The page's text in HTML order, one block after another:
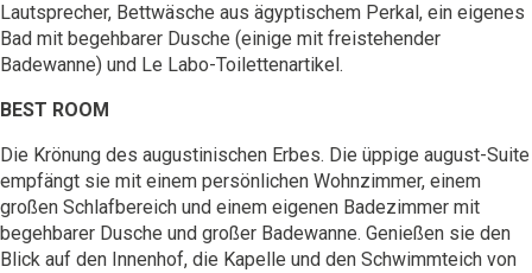
Lautsprecher, Bettwäsche aus ägyptischem Perkal, ein eigenes
Bad mit begehbarer Dusche (einige mit freistehender
Badewanne) und Le Labo-Toilettenartikel.
BEST ROOM
Die Krönung des augustinischen Erbes. Die üppige august-Suite
empfängt sie mit einem persönlichen Wohnzimmer, einem
großen Schlafbereich und einem eigenen Badezimmer mit
begehbarer Dusche und großer Badewanne. Genießen sie den
Blick auf den Innenhof, die Kapelle und den Schwimmteich von